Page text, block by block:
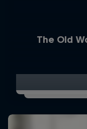
The Old